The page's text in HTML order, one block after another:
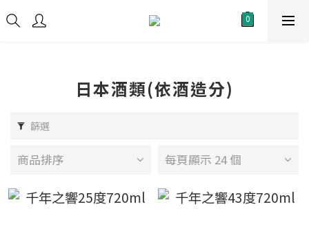
日本酒類(依酒造分)
篩選
商品排序 每頁顯示 24 個